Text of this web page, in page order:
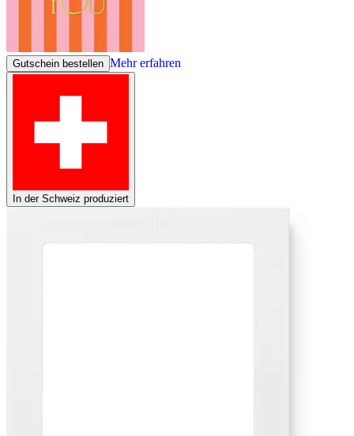
Gutschein bestellen Mehr erfahren
In der Schweiz produziert